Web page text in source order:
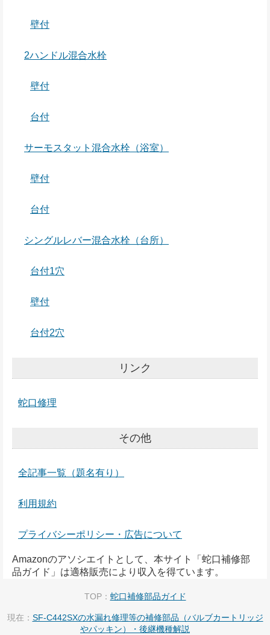
壁付
2ハンドル混合水栓
壁付
台付
サーモスタット混合水栓（浴室）
壁付
台付
シングルレバー混合水栓（台所）
台付1穴
壁付
台付2穴
リンク
蛇口修理
その他
全記事一覧（題名有り）
利用規約
プライバシーポリシー・広告について
Amazonのアソシエイトとして、本サイト「蛇口補修部
品ガイド」は適格販売により収入を得ています。
TOP： 蛇口補修部品ガイド
現在： SF-C442SXの水漏れ修理等の補修部品（バルブカートリッジ
やパッキン）・後継機種解説